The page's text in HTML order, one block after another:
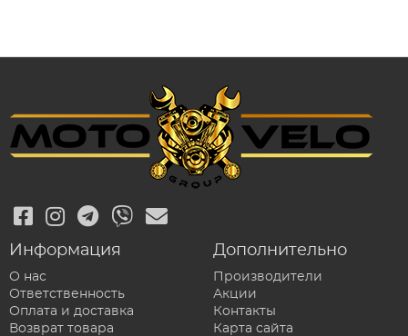
Информация
О нас
Ответственность
Оплата и доставка
Возврат товара
Дополнительно
Производители
Акции
Контакты
Карта сайта